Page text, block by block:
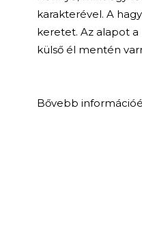
karakterével. A
keretet. Az alapot
külső él mentén
Bővebb